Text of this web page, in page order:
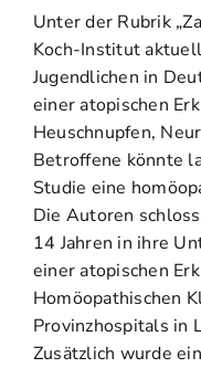
Unter der Rubrik
Koch-Institut
Jugendlichen in
einer atopischen
Heuschnupfen,
Betroffene könnte
Studie eine
Die Autoren
14 Jahren in ihre
einer atopischen
Homöopathischen
Provinzhospitals in
Zusätzlich wurde